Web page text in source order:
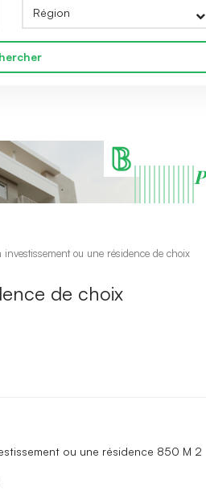
ou une résidence de choix
de choix
ou une résidence 850 M 2